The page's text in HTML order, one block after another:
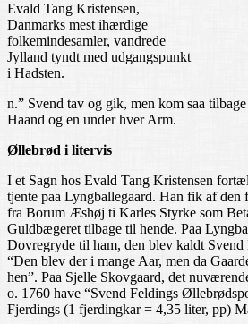
Evald Tang Kristensen,
Danmarks mest ihærdige
folkemindesamler, vandrede
Jylland tyndt med udgangspunkt
i Hadsten.
n.” Svend tav og gik, men kom saa
Haand og en under hver Arm.
Øllebrød i litervis
I et Sagn hos Evald Tang Kristensen
tjente paa Lyngballegaard. Han fik af
fra Borum Æshøj ti Karles Styrke som
Guldbægeret tilbage til hende. Paa
Dovregryde til ham, den blev kaldt
“Den blev der i mange Aar, men da
hen”. Paa Sjelle Skovgaard, det
o. 1760 have “Svend Feldings
Fjerdings (1 fjerdingkar = 4,35 liter, pp)